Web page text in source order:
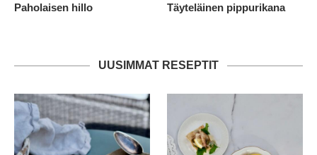
Paholaisen hillo Täyteläinen pippurikana
UUSIMMAT RESEPTIT